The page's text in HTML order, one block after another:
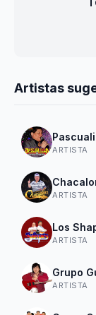
Artistas
ARTISTA
ARTISTA
Los
ARTISTA
Grupo
ARTISTA